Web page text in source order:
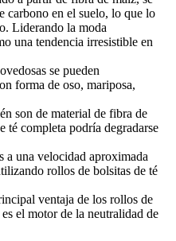
carbono en el suelo, lo que lo
Liderando la moda
una tendencia irresistible en
se pueden
forma de oso, mariposa,
son de material de fibra de
completa podría degradarse
a una velocidad aproximada
rollos de bolsitas de té
ventaja de los rollos de
el motor de la neutralidad de